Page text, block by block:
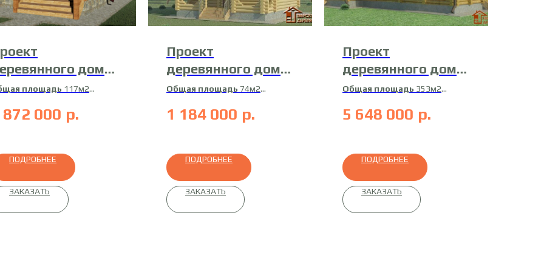
дома
ДБ-1
площадь 117м2
профилированный
872 000 р.
ПОДРОБНЕЕ
ЗАКАЗАТЬ
Проект
деревянного дома
13-ДБ-2
Общая площадь 74м2
Материалоцилиндрованное
1 184 000 р.
ПОДРОБНЕЕ
ЗАКАЗАТЬ
Проект
деревянного дома
ДК-26
Общая площадь 353м2
Материалоцилиндрованное
5 648 000 р.
ПОДРОБНЕЕ
ЗАКАЗАТЬ